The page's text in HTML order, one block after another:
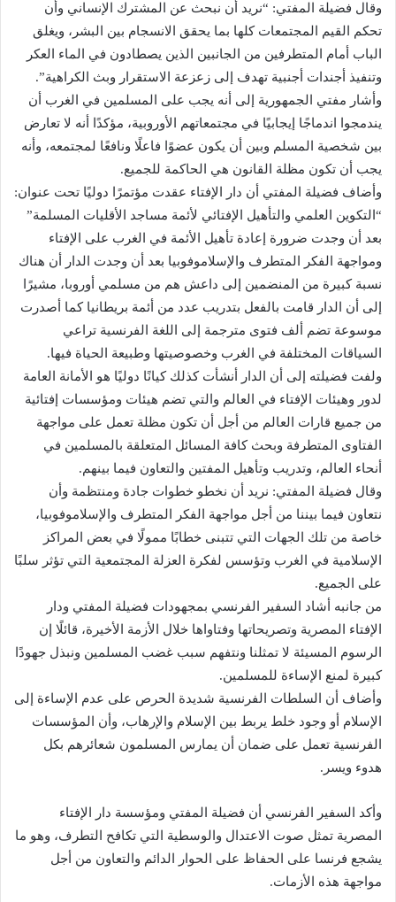
وقال فضيلة المفتي: “نريد أن نبحث عن المشترك الإنساني وأن
تحكم القيم المجتمعات كلها بما يحقق الانسجام بين البشر، ويغلق
الباب أمام المتطرفين من الجانبين الذين يصطادون في الماء العكر
وتنفيذ أجندات أجنبية تهدف إلى زعزعة الاستقرار وبث الكراهية”.
وأشار مفتي الجمهورية إلى أنه يجب على المسلمين في الغرب أن
يندمجوا اندماجًا إيجابيًا في مجتمعاتهم الأوروبية، مؤكدًا أنه لا تعارض
بين شخصية المسلم وبين أن يكون عضوًا فاعلًا ونافعًا لمجتمعه، وأنه
يجب أن تكون مظلة القانون هي الحاكمة للجميع.
وأضاف فضيلة المفتي أن دار الإفتاء عقدت مؤتمرًا دوليًا تحت عنوان:
“التكوين العلمي والتأهيل الإفتائي لأئمة مساجد الأقليات المسلمة”
بعد أن وجدت ضرورة إعادة تأهيل الأئمة في الغرب على الإفتاء
ومواجهة الفكر المتطرف والإسلاموفوبيا بعد أن وجدت الدار أن هناك
نسبة كبيرة من المنضمين إلى داعش هم من مسلمي أوروبا، مشيرًا
إلى أن الدار قامت بالفعل بتدريب عدد من أئمة بريطانيا كما أصدرت
موسوعة تضم ألف فتوى مترجمة إلى اللغة الفرنسية تراعي
السياقات المختلفة في الغرب وخصوصيتها وطبيعة الحياة فيها.
ولفت فضيلته إلى أن الدار أنشأت كذلك كيانًا دوليًا هو الأمانة العامة
لدور وهيئات الإفتاء في العالم والتي تضم هيئات ومؤسسات إفتائية
من جميع قارات العالم من أجل أن تكون مظلة تعمل على مواجهة
الفتاوى المتطرفة وبحث كافة المسائل المتعلقة بالمسلمين في
أنحاء العالم، وتدريب وتأهيل المفتين والتعاون فيما بينهم.
وقال فضيلة المفتي: نريد أن نخطو خطوات جادة ومنتظمة وأن
نتعاون فيما بيننا من أجل مواجهة الفكر المتطرف والإسلاموفوبيا،
خاصة من تلك الجهات التي تتبنى خطابًا ممولًا في بعض المراكز
الإسلامية في الغرب وتؤسس لفكرة العزلة المجتمعية التي تؤثر سلبًا
على الجميع.
من جانبه أشاد السفير الفرنسي بمجهودات فضيلة المفتي ودار
الإفتاء المصرية وتصريحاتها وفتاواها خلال الأزمة الأخيرة، قائلًا إن
الرسوم المسيئة لا تمثلنا ونتفهم سبب غضب المسلمين ونبذل جهودًا
كبيرة لمنع الإساءة للمسلمين.
وأضاف أن السلطات الفرنسية شديدة الحرص على عدم الإساءة إلى
الإسلام أو وجود خلط يربط بين الإسلام والإرهاب، وأن المؤسسات
الفرنسية تعمل على ضمان أن يمارس المسلمون شعائرهم بكل
هدوء ويسر.
وأكد السفير الفرنسي أن فضيلة المفتي ومؤسسة دار الإفتاء
المصرية تمثل صوت الاعتدال والوسطية التي تكافح التطرف، وهو ما
يشجع فرنسا على الحفاظ على الحوار الدائم والتعاون من أجل
مواجهة هذه الأزمات.